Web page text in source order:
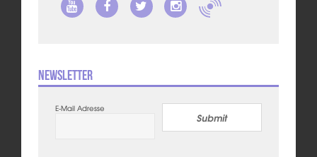
Newsletter
E-Mail Adresse
Submit